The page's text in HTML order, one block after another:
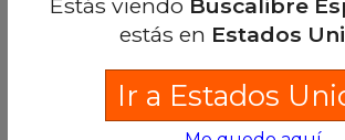
estás en Estados
Ir a Estados